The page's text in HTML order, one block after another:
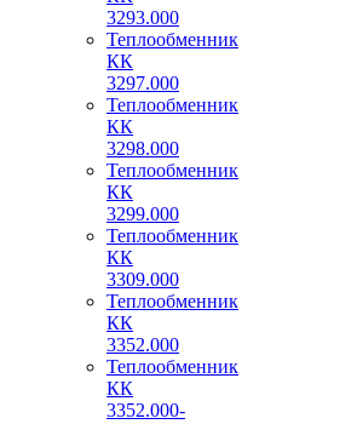
3293.000
Теплообменник
КК
3297.000
Теплообменник
КК
3298.000
Теплообменник
КК
3299.000
Теплообменник
КК
3309.000
Теплообменник
КК
3352.000
Теплообменник
КК
3352.000-